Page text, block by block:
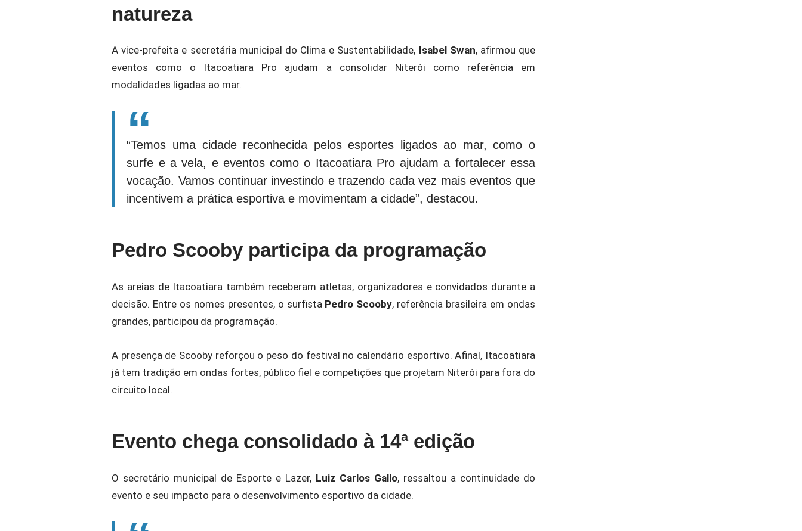
natureza
A vice-prefeita e secretária municipal do Clima e Sustentabilidade, Isabel Swan, afirmou que
eventos como o Itacoatiara Pro ajudam a consolidar Niterói como referência em
modalidades ligadas ao mar.
“Temos uma cidade reconhecida pelos esportes ligados ao mar, como o
surfe e a vela, e eventos como o Itacoatiara Pro ajudam a fortalecer essa
vocação. Vamos continuar investindo e trazendo cada vez mais eventos que
incentivem a prática esportiva e movimentam a cidade”, destacou.
Pedro Scooby participa da programação
As areias de Itacoatiara também receberam atletas, organizadores e convidados durante a
decisão. Entre os nomes presentes, o surfista Pedro Scooby, referência brasileira em ondas
grandes, participou da programação.
A presença de Scooby reforçou o peso do festival no calendário esportivo. Afinal, Itacoatiara
já tem tradição em ondas fortes, público fiel e competições que projetam Niterói para fora do
circuito local.
Evento chega consolidado à 14ª edição
O secretário municipal de Esporte e Lazer, Luiz Carlos Gallo, ressaltou a continuidade do
evento e seu impacto para o desenvolvimento esportivo da cidade.